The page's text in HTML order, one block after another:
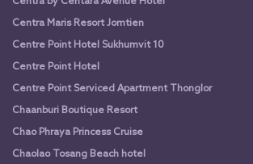
Centra Maris Resort Jomtien
Centre Point Hotel Sukhumvit 10
Centre Point Hotel
Centre Point Serviced Apartment Thonglor
Chaanburi Boutique Resort
Chao Phraya Princess Cruise
Chaolao Tosang Beach hotel